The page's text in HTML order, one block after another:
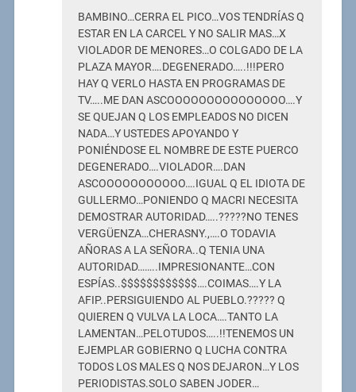
BAMBINO…CERRA EL PICO…VOS TENDRÍAS Q
ESTAR EN LA CARCEL Y NO SALIR MAS…X
VIOLADOR DE MENORES…O COLGADO DE LA
PLAZA MAYOR….DEGENERADO…..!!!PERO
HAY Q VERLO HASTA EN PROGRAMAS DE
TV…..ME DAN ASCOOOOOOOOOOOOOOO….Y
SE QUEJAN Q LOS EMPLEADOS NO DICEN
NADA…Y USTEDES APOYANDO Y
PONIÉNDOSE EL NOMBRE DE ESTE PUERCO
DEGENERADO….VIOLADOR….DAN
ASCOOOOOOOOOOO….IGUAL Q EL IDIOTA DE
GULLERMO…PONIENDO Q MACRI NECESITA
DEMOSTRAR AUTORIDAD…..?????NO TENES
VERGÜENZA…CHERASNY.,….O TODAVIA
AÑORAS A LA SEÑORA..Q TENIA UNA
AUTORIDAD……..IMPRESIONANTE…CON
ESPÍAS..$$$$$$$$$$$$….COIMAS….Y LA
AFIP..PERSIGUIENDO AL PUEBLO.????? Q
QUIEREN Q VULVA LA LOCA….TANTO LA
LAMENTAN…PELOTUDOS…..!!TENEMOS UN
EJEMPLAR GOBIERNO Q LUCHA CONTRA
TODOS LOS MALES Q NOS DEJARON…Y LOS
PERIODISTAS.SOLO SABEN JODER…